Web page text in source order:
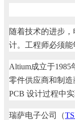
随着技术的进步
计。工程师必须
Altium成立于
零件供应商和制
PCB 设计过程中
瑞萨电子公司（